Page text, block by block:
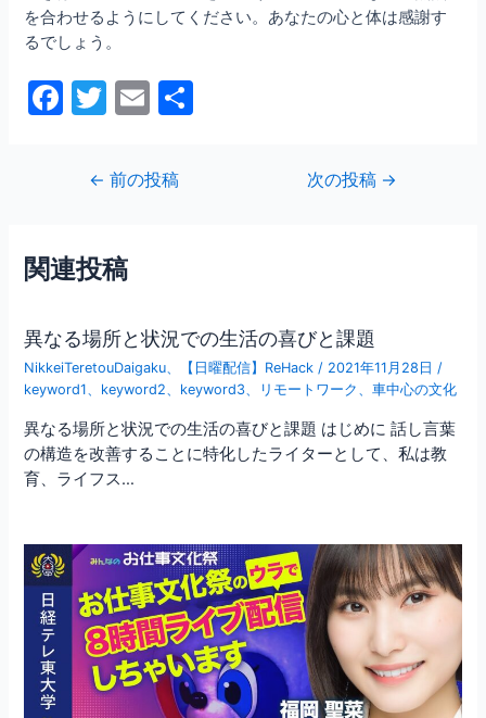
を合わせるようにしてください。あなたの心と体は感謝す
るでしょう。
F
o
k
T
itt
er
E
ai
l
ビ
ゲ
シ
ョ
ン
← 前の投稿 次の投稿 →
関連投稿
異なる場所と状況での生活の喜びと課題
NikkeiTeretouDaigaku、 【日曜配信】ReHack / 2021年11月28日 /
keyword1、 keyword2、 keyword3、 リモートワーク 、車中心の文化
異なる場所と状況での生活の喜びと課題 はじめに 話し言葉
の構造を改善することに特化したライターとして、私は教
育、ライフス…